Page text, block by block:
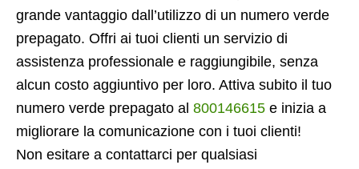
grande vantaggio dall’utilizzo di un numero verde
prepagato. Offri ai tuoi clienti un servizio di
assistenza professionale e raggiungibile, senza
alcun costo aggiuntivo per loro. Attiva subito il tuo
numero verde prepagato al 800146615 e inizia a
migliorare la comunicazione con i tuoi clienti!
Non esitare a contattarci per qualsiasi